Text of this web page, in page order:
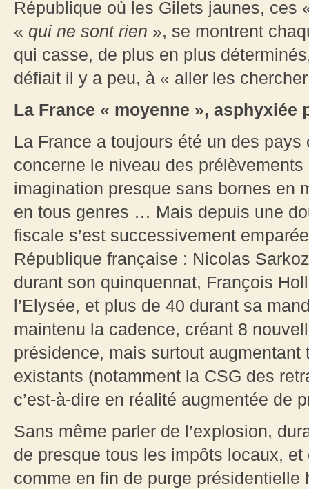
République où les Gilets jaunes, ces
« qui ne sont rien », se montrent
qui casse, de plus en plus
défiait il y a peu, à « aller les
La France « moyenne », asphyxiée
La France a toujours été un des
concerne le niveau des
imagination presque sans bornes en
en tous genres … Mais depuis une
fiscale s’est successivement
République française : Nicolas
durant son quinquennat, François
l’Elysée, et plus de 40 durant sa
maintenu la cadence, créant 8
présidence, mais surtout
existants (notamment la CSG des
c’est-à-dire en réalité augmentée
Sans même parler de l’explosion,
de presque tous les impôts locaux,
comme en fin de purge